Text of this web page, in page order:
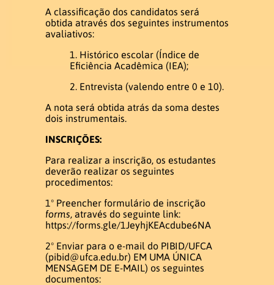
Laboratório de LEPEVLibras
Laboratório de informática
Eventos
V Semana do Letras Libras e V
Setembro Surdo
SUBMISSÃO DOS RESUMOS
Publicação
PUBLICAÇÕES
A classificação dos candidatos será
obtida através dos seguintes instrumentos
avaliativos:
Histórico escolar (Índice de
Eficiência Acadêmica (IEA);
Entrevista (valendo entre 0 e 10).
A nota será obtida atrás da soma destes
dois instrumentais.
INSCRIÇÕES:
Para realizar a inscrição, os estudantes
deverão realizar os seguintes
procedimentos:
1º Preencher formulário de inscrição
forms, através do seguinte link:
https://forms.gle/1JeyhjKEAcdube6NA
2º Enviar para o e-mail do PIBID/UFCA
(pibid@ufca.edu.br) EM UMA ÚNICA
MENSAGEM DE E-MAIL) os seguintes
documentos: